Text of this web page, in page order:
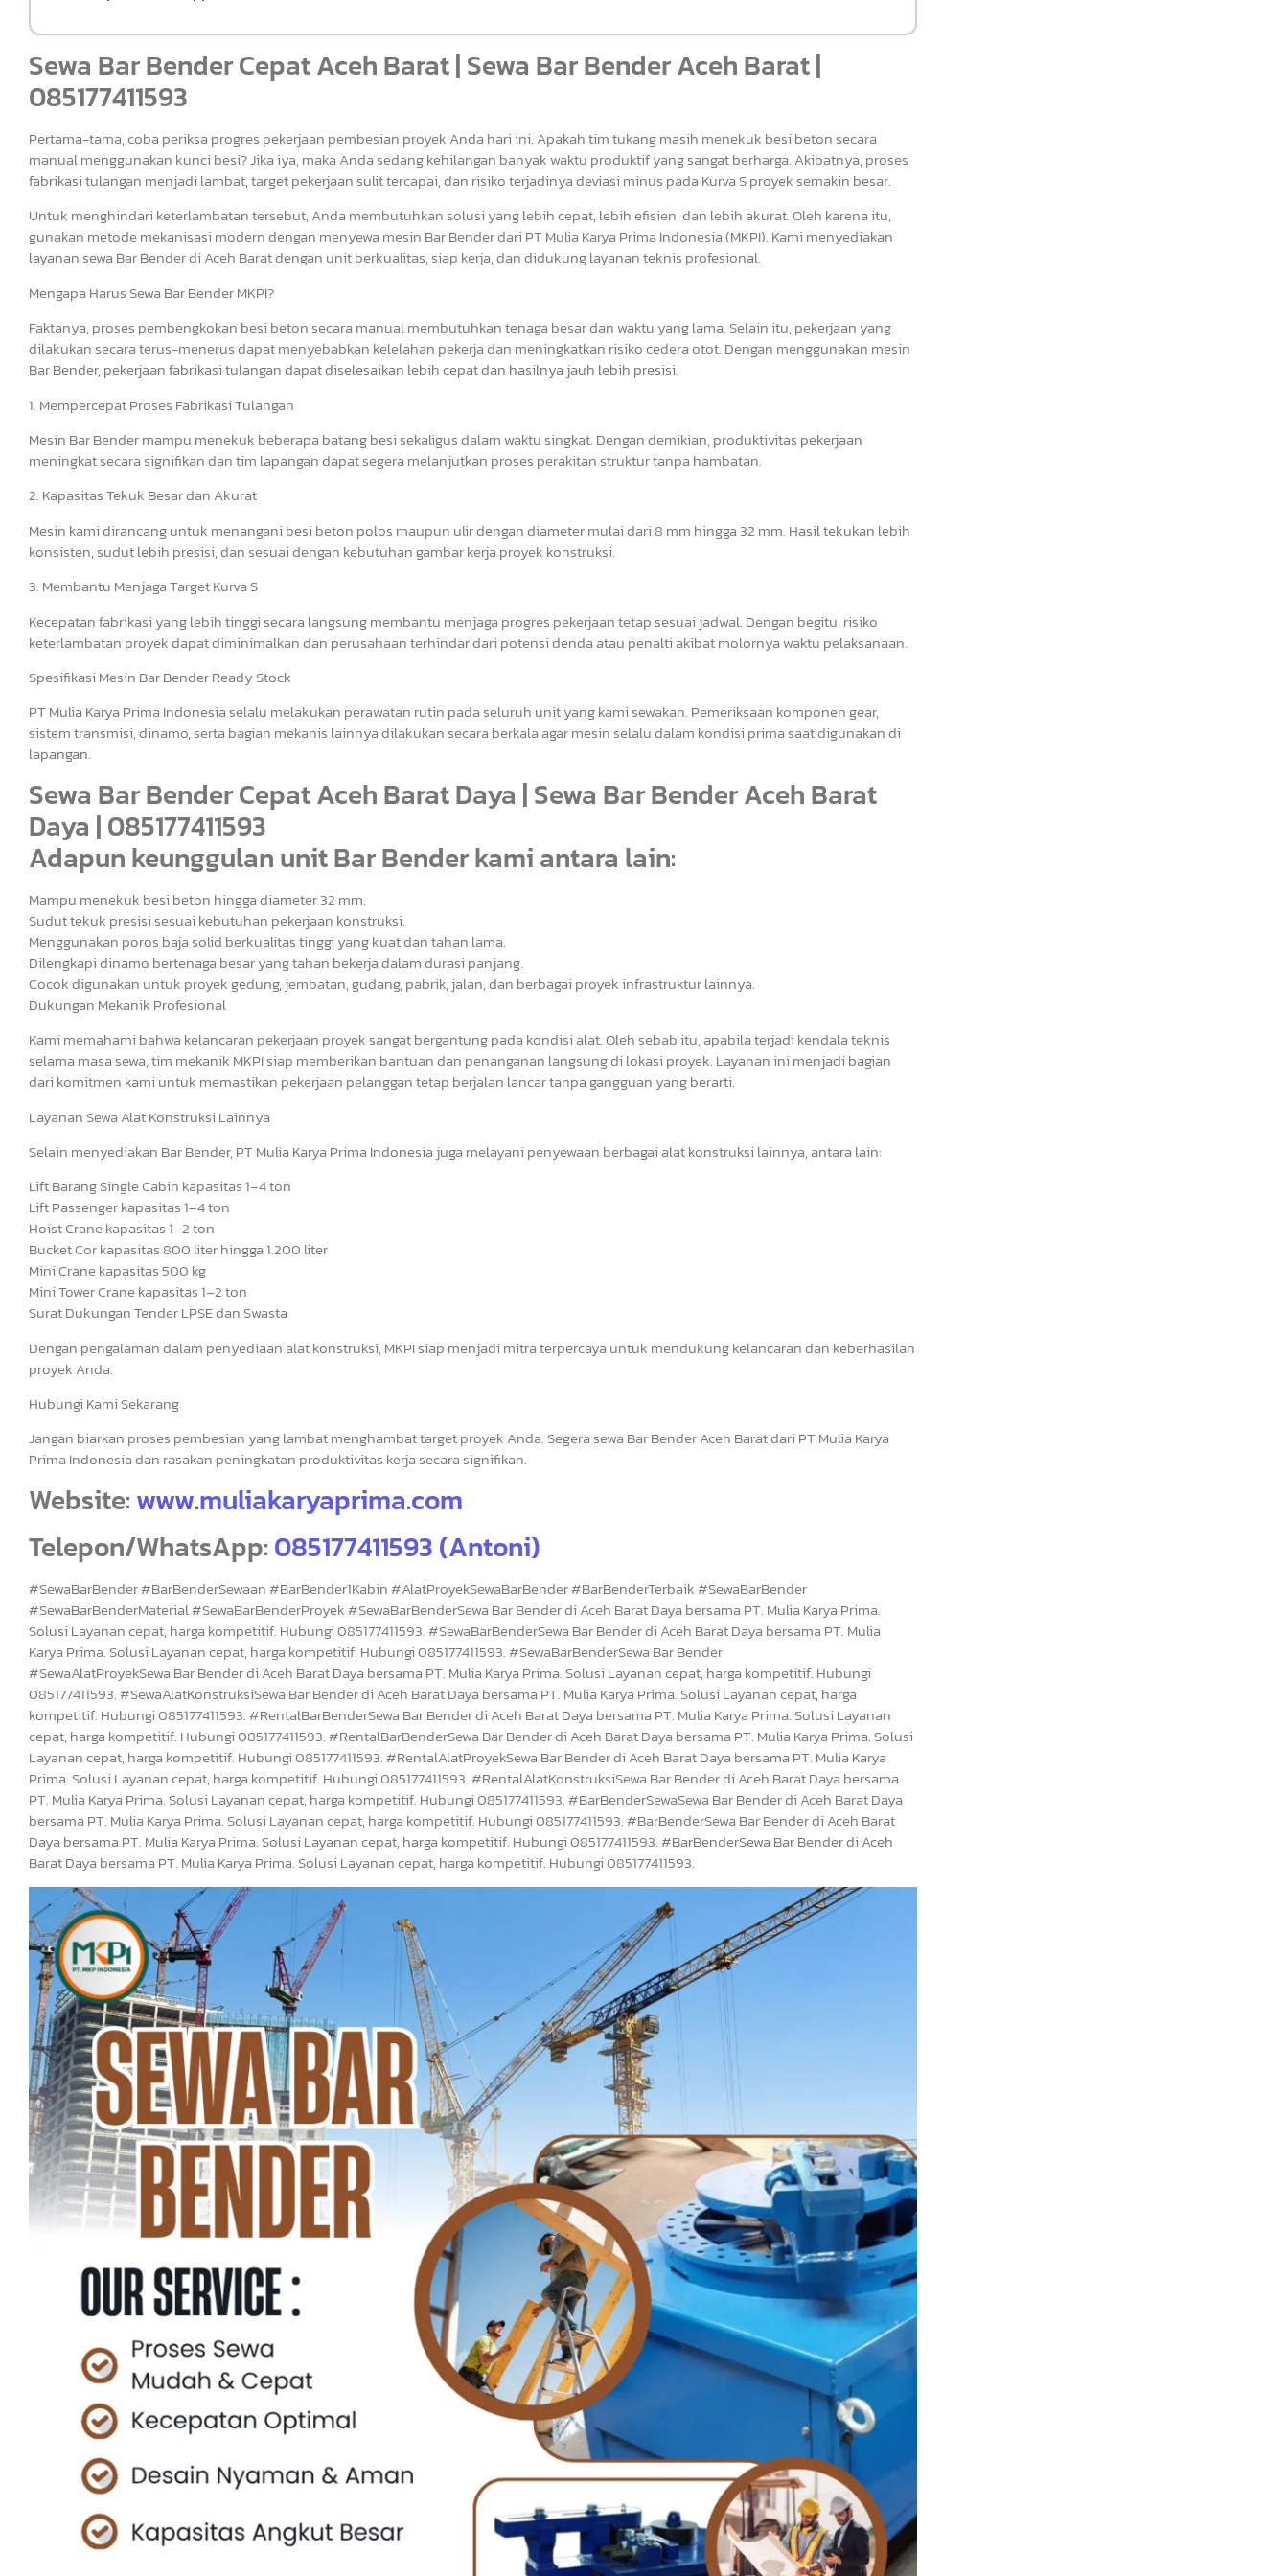
Sewa Bar Bender Cepat Aceh Barat | Sewa Bar Bender Aceh Barat |
085177411593
Pertama-tama, coba periksa progres pekerjaan pembesian proyek Anda hari ini. Apakah tim tukang masih menekuk besi beton secara
manual menggunakan kunci besi? Jika iya, maka Anda sedang kehilangan banyak waktu produktif yang sangat berharga. Akibatnya, proses
fabrikasi tulangan menjadi lambat, target pekerjaan sulit tercapai, dan risiko terjadinya deviasi minus pada Kurva S proyek semakin besar.
Untuk menghindari keterlambatan tersebut, Anda membutuhkan solusi yang lebih cepat, lebih efisien, dan lebih akurat. Oleh karena itu,
gunakan metode mekanisasi modern dengan menyewa mesin Bar Bender dari PT Mulia Karya Prima Indonesia (MKPI). Kami menyediakan
layanan sewa Bar Bender di Aceh Barat dengan unit berkualitas, siap kerja, dan didukung layanan teknis profesional.
Mengapa Harus Sewa Bar Bender MKPI?
Faktanya, proses pembengkokan besi beton secara manual membutuhkan tenaga besar dan waktu yang lama. Selain itu, pekerjaan yang
dilakukan secara terus-menerus dapat menyebabkan kelelahan pekerja dan meningkatkan risiko cedera otot. Dengan menggunakan mesin
Bar Bender, pekerjaan fabrikasi tulangan dapat diselesaikan lebih cepat dan hasilnya jauh lebih presisi.
1. Mempercepat Proses Fabrikasi Tulangan
Mesin Bar Bender mampu menekuk beberapa batang besi sekaligus dalam waktu singkat. Dengan demikian, produktivitas pekerjaan
meningkat secara signifikan dan tim lapangan dapat segera melanjutkan proses perakitan struktur tanpa hambatan.
2. Kapasitas Tekuk Besar dan Akurat
Mesin kami dirancang untuk menangani besi beton polos maupun ulir dengan diameter mulai dari 8 mm hingga 32 mm. Hasil tekukan lebih
konsisten, sudut lebih presisi, dan sesuai dengan kebutuhan gambar kerja proyek konstruksi.
3. Membantu Menjaga Target Kurva S
Kecepatan fabrikasi yang lebih tinggi secara langsung membantu menjaga progres pekerjaan tetap sesuai jadwal. Dengan begitu, risiko
keterlambatan proyek dapat diminimalkan dan perusahaan terhindar dari potensi denda atau penalti akibat molornya waktu pelaksanaan.
Spesifikasi Mesin Bar Bender Ready Stock
PT Mulia Karya Prima Indonesia selalu melakukan perawatan rutin pada seluruh unit yang kami sewakan. Pemeriksaan komponen gear,
sistem transmisi, dinamo, serta bagian mekanis lainnya dilakukan secara berkala agar mesin selalu dalam kondisi prima saat digunakan di
lapangan.
Sewa Bar Bender Cepat Aceh Barat Daya | Sewa Bar Bender Aceh Barat
Daya | 085177411593
Adapun keunggulan unit Bar Bender kami antara lain:
Mampu menekuk besi beton hingga diameter 32 mm.
Sudut tekuk presisi sesuai kebutuhan pekerjaan konstruksi.
Menggunakan poros baja solid berkualitas tinggi yang kuat dan tahan lama.
Dilengkapi dinamo bertenaga besar yang tahan bekerja dalam durasi panjang.
Cocok digunakan untuk proyek gedung, jembatan, gudang, pabrik, jalan, dan berbagai proyek infrastruktur lainnya.
Dukungan Mekanik Profesional
Kami memahami bahwa kelancaran pekerjaan proyek sangat bergantung pada kondisi alat. Oleh sebab itu, apabila terjadi kendala teknis
selama masa sewa, tim mekanik MKPI siap memberikan bantuan dan penanganan langsung di lokasi proyek. Layanan ini menjadi bagian
dari komitmen kami untuk memastikan pekerjaan pelanggan tetap berjalan lancar tanpa gangguan yang berarti.
Layanan Sewa Alat Konstruksi Lainnya
Selain menyediakan Bar Bender, PT Mulia Karya Prima Indonesia juga melayani penyewaan berbagai alat konstruksi lainnya, antara lain:
Lift Barang Single Cabin kapasitas 1–4 ton
Lift Passenger kapasitas 1–4 ton
Hoist Crane kapasitas 1–2 ton
Bucket Cor kapasitas 800 liter hingga 1.200 liter
Mini Crane kapasitas 500 kg
Mini Tower Crane kapasitas 1–2 ton
Surat Dukungan Tender LPSE dan Swasta
Dengan pengalaman dalam penyediaan alat konstruksi, MKPI siap menjadi mitra terpercaya untuk mendukung kelancaran dan keberhasilan
proyek Anda.
Hubungi Kami Sekarang
Jangan biarkan proses pembesian yang lambat menghambat target proyek Anda. Segera sewa Bar Bender Aceh Barat dari PT Mulia Karya
Prima Indonesia dan rasakan peningkatan produktivitas kerja secara signifikan.
Website:www.muliakaryaprima.com
Telepon/WhatsApp:085177411593 (Antoni)
#SewaBarBender #BarBenderSewaan #BarBender1Kabin #AlatProyekSewaBarBender #BarBenderTerbaik #SewaBarBender
#SewaBarBenderMaterial #SewaBarBenderProyek #SewaBarBenderSewa Bar Bender di Aceh Barat Daya bersama PT. Mulia Karya Prima.
Solusi Layanan cepat, harga kompetitif. Hubungi 085177411593. #SewaBarBenderSewa Bar Bender di Aceh Barat Daya bersama PT. Mulia
Karya Prima. Solusi Layanan cepat, harga kompetitif. Hubungi 085177411593. #SewaBarBenderSewa Bar Bender
#SewaAlatProyekSewa Bar Bender di Aceh Barat Daya bersama PT. Mulia Karya Prima. Solusi Layanan cepat, harga kompetitif. Hubungi
085177411593. #SewaAlatKonstruksiSewa Bar Bender di Aceh Barat Daya bersama PT. Mulia Karya Prima. Solusi Layanan cepat, harga
kompetitif. Hubungi 085177411593. #RentalBarBenderSewa Bar Bender di Aceh Barat Daya bersama PT. Mulia Karya Prima. Solusi Layanan
cepat, harga kompetitif. Hubungi 085177411593. #RentalBarBenderSewa Bar Bender di Aceh Barat Daya bersama PT. Mulia Karya Prima. Solusi
Layanan cepat, harga kompetitif. Hubungi 085177411593. #RentalAlatProyekSewa Bar Bender di Aceh Barat Daya bersama PT. Mulia Karya
Prima. Solusi Layanan cepat, harga kompetitif. Hubungi 085177411593. #RentalAlatKonstruksiSewa Bar Bender di Aceh Barat Daya bersama
PT. Mulia Karya Prima. Solusi Layanan cepat, harga kompetitif. Hubungi 085177411593. #BarBenderSewaSewa Bar Bender di Aceh Barat Daya
bersama PT. Mulia Karya Prima. Solusi Layanan cepat, harga kompetitif. Hubungi 085177411593. #BarBenderSewa Bar Bender di Aceh Barat
Daya bersama PT. Mulia Karya Prima. Solusi Layanan cepat, harga kompetitif. Hubungi 085177411593. #BarBenderSewa Bar Bender di Aceh
Barat Daya bersama PT. Mulia Karya Prima. Solusi Layanan cepat, harga kompetitif. Hubungi 085177411593.